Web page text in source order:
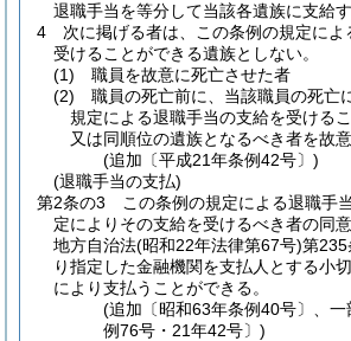
退職手当を等分して当該各遺族に支給す
4
次に掲げる者は、この条例の規定に
受けることができる遺族としない。
(1)
職員を故意に死亡させた者
(2)
職員の死亡前に、当該職員の死亡
規定による退職手当の支給を受ける
又は同順位の遺族となるべき者を故
(追加〔平成21年条例42号〕)
(退職手当の支払)
第2条の3
この条例の規定による退職手
定によりその支給を受けるべき者の同
地方自治法(昭和22年法律第67号)第235
り指定した金融機関を支払人とする小
により支払うことができる。
(追加〔昭和63年条例40号〕、
例76号・21年42号〕)